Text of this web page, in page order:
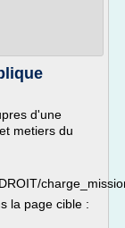
d'une
metiers du
la page cible :